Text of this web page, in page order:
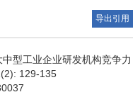
导出引用
型工业企业研发机构竞争力
129-135